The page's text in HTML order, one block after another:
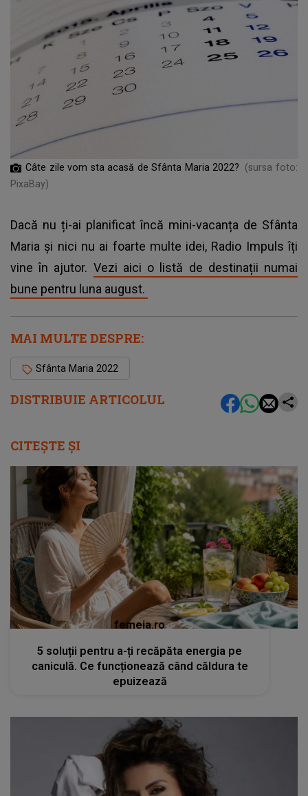
DISTRIBUIE ARTICOLUL
Câte zile vom sta acasă de Sfânta Maria 2022?
(sursa foto:
PixaBay)
Dacă nu ți-ai planificat încă mini-vacanța de Sfânta
Maria și nici nu ai foarte multe idei, Radio Impuls îți
vine în ajutor. Vezi aici o listă de destinații numai
bune pentru luna august.
MAI MULTE DESPRE:
Sfânta Maria 2022
CITEȘTE ȘI
femeia.ro
5 soluții pentru a-ți recăpăta energia pe
caniculă. Ce funcționează când căldura te
epuizează